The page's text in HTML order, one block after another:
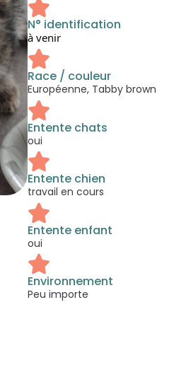
N° identification
à venir
Race / couleur
Européenne, Tabby brown
Entente chats
oui
Entente chien
travail en cours
Entente enfant
oui
Environnement
Peu importe